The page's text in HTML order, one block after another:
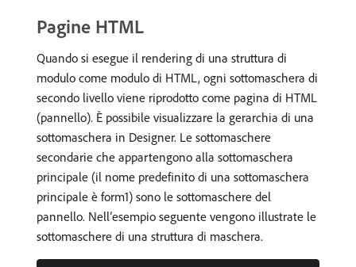
Pagine HTML
Quando si esegue il rendering di una struttura di
modulo come modulo di HTML, ogni sottomaschera di
secondo livello viene riprodotto come pagina di HTML
(pannello). È possibile visualizzare la gerarchia di una
sottomaschera in Designer. Le sottomaschere
secondarie che appartengono alla sottomaschera
principale (il nome predefinito di una sottomaschera
principale è form1) sono le sottomaschere del
pannello. Nell’esempio seguente vengono illustrate le
sottomaschere di una struttura di maschera.